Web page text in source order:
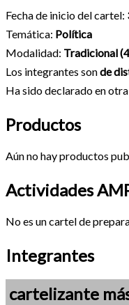
Fecha de inicio del cartel:
Temática: Política
Modalidad: Tradicional
Los integrantes sonde
Ha sido declarado en otra
Productos
Aún no hay productos
Actividades
No es un cartel de
Integrantes
cartelizante